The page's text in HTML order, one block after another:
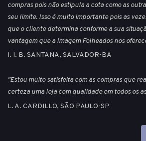
compras pois não estipula a cota como as
seu limite. Isso é muito importante pois as
que o cliente determina conforme a sua
vantagem que a Imagem Folheados nos
I. I. B. SANTANA, SALVADOR-BA
"Estou muito satisfeita com as compras que
certeza uma loja com qualidade em todos os
L. A. CARDILLO, SÃO PAULO-SP